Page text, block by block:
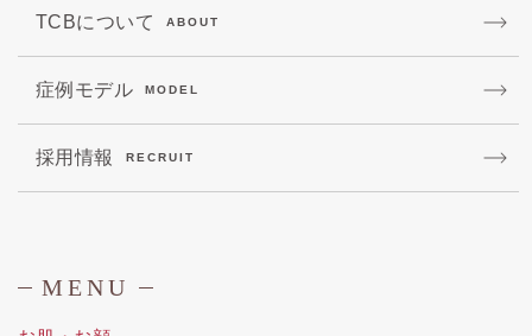
TCBについて ABOUT
症例モデル MODEL
採用情報 RECRUIT
MENU